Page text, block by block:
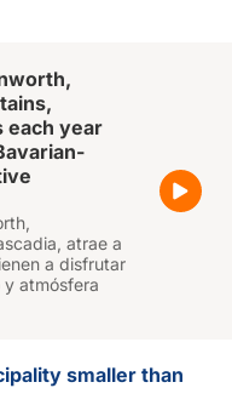
each year
atrae a
a disfrutar
atmósfera
smaller than